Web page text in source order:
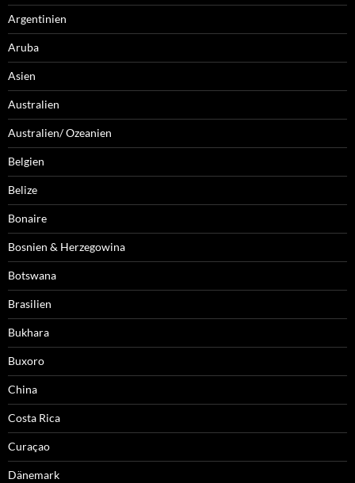
Argentinien
Aruba
Asien
Australien
Australien/ Ozeanien
Belgien
Belize
Bonaire
Bosnien & Herzegowina
Botswana
Brasilien
Bukhara
Buxoro
China
Costa Rica
Curaçao
Dänemark